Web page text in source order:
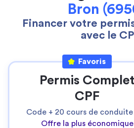
Bron
Financer votre
avec le
Favoris
Permis Complet
CPF
Code + 20 cours de conduite
Offre la plus économique